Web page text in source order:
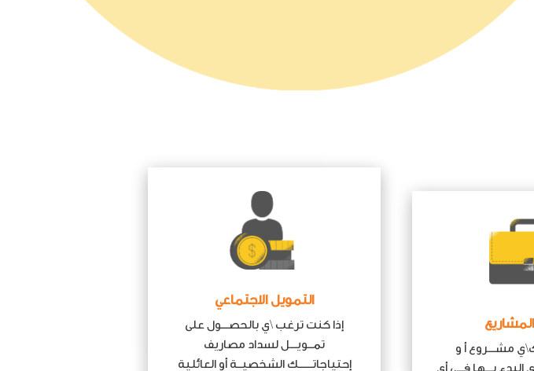
مشـــروع أ و
التمويل الاجتماعي
إذا كنت ترغب \ي بالحصـــول على
تمــويـــل لسداد مصاريف
إحتياجاتــــــك الشخصيــة أو العائلية